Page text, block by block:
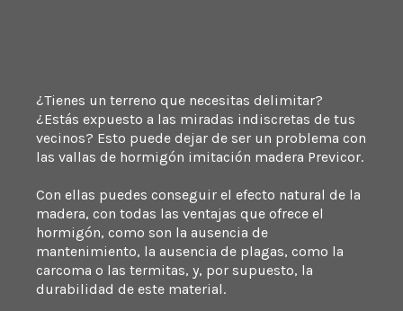
¿Tienes un terreno que necesitas delimitar?
¿Estás expuesto a las miradas indiscretas de tus
vecinos? Esto puede dejar de ser un problema con
las vallas de hormigón imitación madera Previcor.
Con ellas puedes conseguir el efecto natural de la
madera, con todas las ventajas que ofrece el
hormigón, como son la ausencia de
mantenimiento, la ausencia de plagas, como la
carcoma o las termitas, y, por supuesto, la
durabilidad de este material.